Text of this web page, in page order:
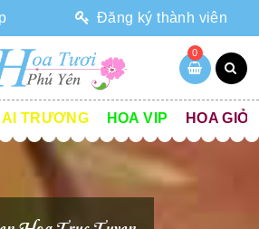
Đăng ký thành viên
0
TRƯƠNG HOA VIP HOA GIỎ